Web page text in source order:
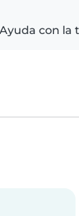
Ayuda con la